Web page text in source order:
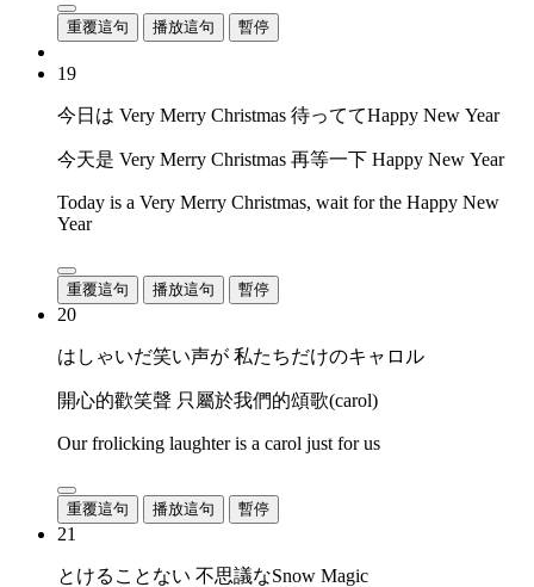
重覆這句 播放這句 暫停
19
今日は Very Merry Christmas 待っててHappy New Year
今天是 Very Merry Christmas 再等一下 Happy New Year
Today is a Very Merry Christmas, wait for the Happy New
Year
重覆這句 播放這句 暫停
20
はしゃいだ笑い声が 私たちだけのキャロル
開心的歡笑聲 只屬於我們的頌歌(carol)
Our frolicking laughter is a carol just for us
重覆這句 播放這句 暫停
21
とけることない 不思議なSnow Magic